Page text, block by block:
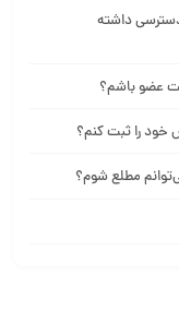
داشته
عضو باشم؟
خود را ثبت کنم؟
مطلع شوم؟